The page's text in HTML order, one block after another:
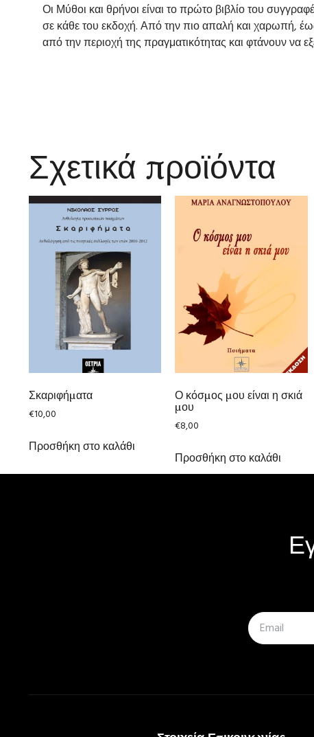
Οι Μύθοι και θρήνοι είναι το πρώτο βιβλίο του
σε κάθε του εκδοχή. Από την πιο απαλή και χαρωπή,
από την περιοχή της πραγματικότητας και φτάνουν να
Σχετικά προϊόντα
Σκαριφήματα
€10,00
Προσθήκη στο καλάθι
Ο κόσμος μου είναι η σκιά
μου
€8,00
Προσθήκη στο καλάθι